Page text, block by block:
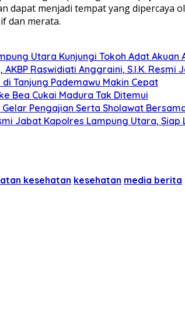
dapat menjadi tempat yang dipercaya
dan merata.
Utara Kunjungi Tokoh Adat
Raswidiati Anggraini, S.I.K.
Tanjung Pademawu Makin Cepat
Bea Cukai Madura Tak Ditemui
Pengajian Serta Sholawat
Jabat Kapolres Lampung Utara,
kesehatan kesehatan media berita